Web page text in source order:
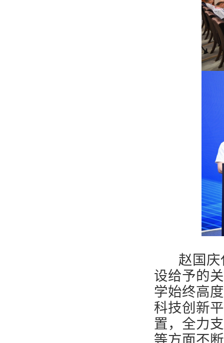
赵国庆
设给予的
学始终高
科技创新
置，全力
等方面不